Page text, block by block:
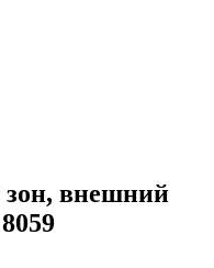
зон, внешний